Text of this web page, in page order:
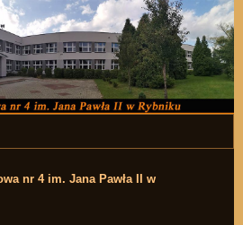
Przejdź do zawartości
nr 4 im. Jana Pawła II w